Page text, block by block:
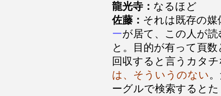
龍光寺： なるほど
佐藤： それは既存の
ーが居て、この人が
と。目的が有って頁
回収すると言うカタ
は、そういうのない
ーグルで検索すると